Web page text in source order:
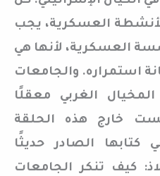
العسكرية، يجب
العسكرية، لأنها هي
استمراره. والجامعات
الغربي معقلًا
خارج هذه الحلقة
الصادر حديثًا
كيف تنكر الجامعات